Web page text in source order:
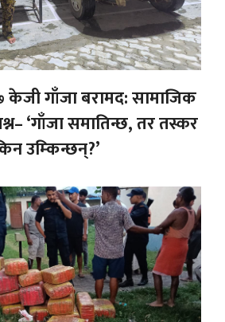
केजी गाँजा बरामद: सामाजिक
‘गाँजा समातिन्छ, तर तस्कर
उम्किन्छन्?’